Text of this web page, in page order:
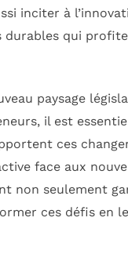
inciter à
durables qui
paysage
il est
ces
face aux
non seulement
ces défis en